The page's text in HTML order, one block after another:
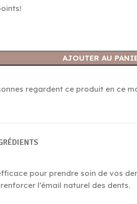
AJOUTER AU
regardent ce produit en ce
pour prendre soin de vos
l’émail naturel des dents.